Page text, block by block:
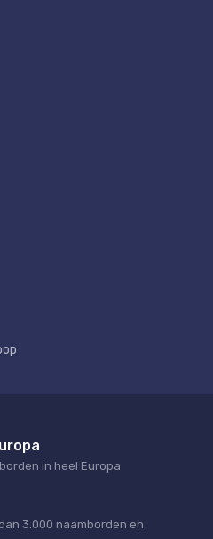
in heel Europa
3.000 naamborden en